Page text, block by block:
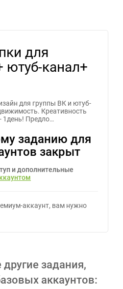
для
ютуб-канал+
для группы ВК и ютуб-
Креативность
1день! Предло…
заданию для
закрыт
и дополнительные
аккаунт, вам нужно
задания,
аккаунтов: